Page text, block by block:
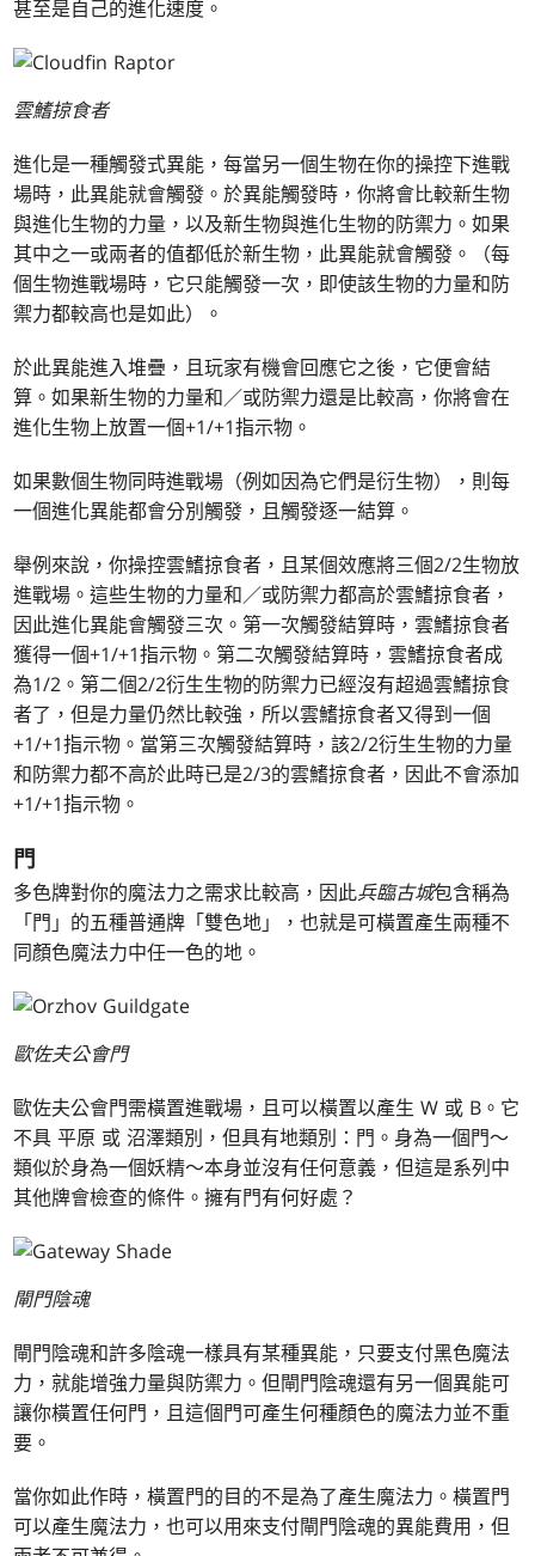
甚至是自己的進化速度。
雲鰭掠食者
進化是一種觸發式異能，每當另一個生物在你的操控下進戰
場時，此異能就會觸發。於異能觸發時，你將會比較新生物
與進化生物的力量，以及新生物與進化生物的防禦力。如果
其中之一或兩者的值都低於新生物，此異能就會觸發。（每
個生物進戰場時，它只能觸發一次，即使該生物的力量和防
禦力都較高也是如此）。
於此異能進入堆疊，且玩家有機會回應它之後，它便會結
算。如果新生物的力量和／或防禦力還是比較高，你將會在
進化生物上放置一個+1/+1指示物。
如果數個生物同時進戰場（例如因為它們是衍生物），則每
一個進化異能都會分別觸發，且觸發逐一結算。
舉例來說，你操控雲鰭掠食者，且某個效應將三個2/2生物放
進戰場。這些生物的力量和／或防禦力都高於雲鰭掠食者，
因此進化異能會觸發三次。第一次觸發結算時，雲鰭掠食者
獲得一個+1/+1指示物。第二次觸發結算時，雲鰭掠食者成
為1/2。第二個2/2衍生生物的防禦力已經沒有超過雲鰭掠食
者了，但是力量仍然比較強，所以雲鰭掠食者又得到一個
+1/+1指示物。當第三次觸發結算時，該2/2衍生生物的力量
和防禦力都不高於此時已是2/3的雲鰭掠食者，因此不會添加
+1/+1指示物。
門
多色牌對你的魔法力之需求比較高，因此兵臨古城包含稱為
「門」的五種普通牌「雙色地」，也就是可橫置產生兩種不
同顏色魔法力中任一色的地。
歐佐夫公會門
歐佐夫公會門需橫置進戰場，且可以橫置以產生W 或 B 。它
不具平原 或 沼澤類別，但具有地類別：門。身為一個門～
類似於身為一個妖精～本身並沒有任何意義，但這是系列中
其他牌會檢查的條件。擁有門有何好處？
閘門陰魂
閘門陰魂和許多陰魂一樣具有某種異能，只要支付黑色魔法
力，就能增強力量與防禦力。但閘門陰魂還有另一個異能可
讓你橫置任何門，且這個門可產生何種顏色的魔法力並不重
要。
當你如此作時，橫置門的目的不是為了產生魔法力。橫置門
可以產生魔法力，也可以用來支付閘門陰魂的異能費用，但